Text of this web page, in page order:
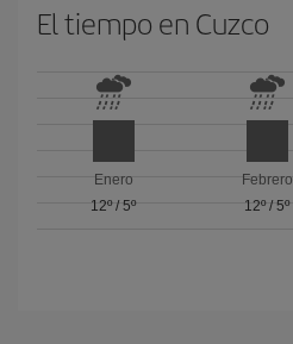
El tiempo en Cuzco
Enero
12º/5º
Febrero
12º/ 5º